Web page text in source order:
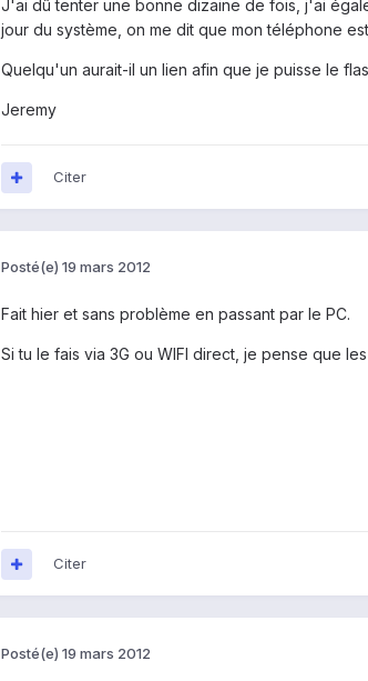
J'ai dû tenter une bonne dizaine de fois, j'ai
jour du système, on me dit que mon téléphone
Quelqu'un aurait-il un lien afin que je puisse le
Jeremy
Citer
Posté(e) 19 mars 2012
Fait hier et sans problème en passant par le PC.
Si tu le fais via 3G ou WIFI direct, je pense que
Citer
Posté(e) 19 mars 2012